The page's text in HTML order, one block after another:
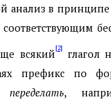
анализ в
соответствующим
всякий[2] глагол
префикс по
переделать,